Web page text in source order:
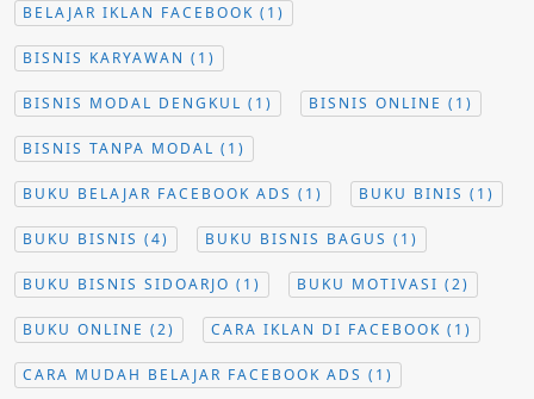
BELAJAR IKLAN FACEBOOK (1)
BISNIS KARYAWAN (1)
BISNIS MODAL DENGKUL (1) BISNIS ONLINE (1)
BISNIS TANPA MODAL (1)
BUKU BELAJAR FACEBOOK ADS (1) BUKU BINIS (1)
BUKU BISNIS (4) BUKU BISNIS BAGUS (1)
BUKU BISNIS SIDOARJO (1) BUKU MOTIVASI (2)
BUKU ONLINE (2) CARA IKLAN DI FACEBOOK (1)
CARA MUDAH BELAJAR FACEBOOK ADS (1)